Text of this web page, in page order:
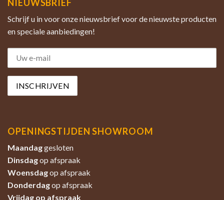
NIEUWSBRIEF
Schrijf u in voor onze nieuwsbrief voor de nieuwste producten
en speciale aanbiedingen!
OPENINGSTIJDEN SHOWROOM
Maandaggesloten
Dinsdagop afspraak
Woensdagop afspraak
Donderdagop afspraak
Vrijdag op afspraak